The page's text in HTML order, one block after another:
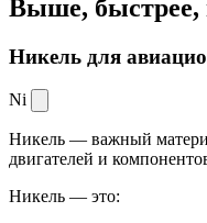
Выше, быстрее,
Никель для
Ni
Никель — важный
двигателей и
Никель — это: